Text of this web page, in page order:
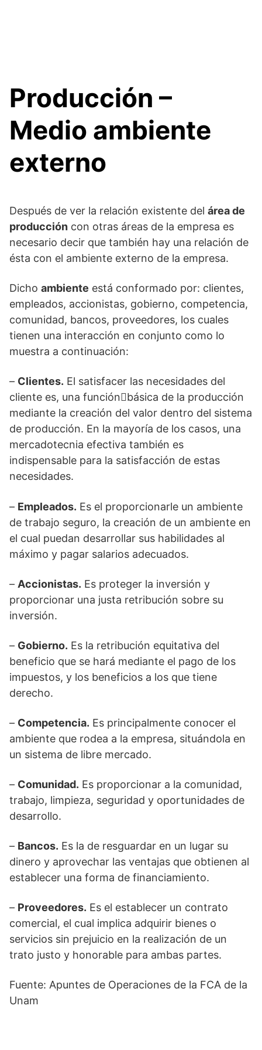
Producción –
Medio ambiente
externo
Después de ver la relación existente del área de
producción con otras áreas de la empresa es
necesario decir que también hay una relación de
ésta con el ambiente externo de la empresa.
Dicho ambiente está conformado por: clientes,
empleados, accionistas, gobierno, competencia,
comunidad, bancos, proveedores, los cuales
tienen una interacción en conjunto como lo
muestra a continuación:
– Clientes. El satisfacer las necesidades del
cliente es, una funciónbásica de la producción
mediante la creación del valor dentro del sistema
de producción. En la mayoría de los casos, una
mercadotecnia efectiva también es
indispensable para la satisfacción de estas
necesidades.
– Empleados. Es el proporcionarle un ambiente
de trabajo seguro, la creación de un ambiente en
el cual puedan desarrollar sus habilidades al
máximo y pagar salarios adecuados.
– Accionistas. Es proteger la inversión y
proporcionar una justa retribución sobre su
inversión.
– Gobierno. Es la retribución equitativa del
beneficio que se hará mediante el pago de los
impuestos, y los beneficios a los que tiene
derecho.
– Competencia. Es principalmente conocer el
ambiente que rodea a la empresa, situándola en
un sistema de libre mercado.
– Comunidad. Es proporcionar a la comunidad,
trabajo, limpieza, seguridad y oportunidades de
desarrollo.
– Bancos. Es la de resguardar en un lugar su
dinero y aprovechar las ventajas que obtienen al
establecer una forma de financiamiento.
– Proveedores. Es el establecer un contrato
comercial, el cual implica adquirir bienes o
servicios sin prejuicio en la realización de un
trato justo y honorable para ambas partes.
Fuente: Apuntes de Operaciones de la FCA de la
Unam